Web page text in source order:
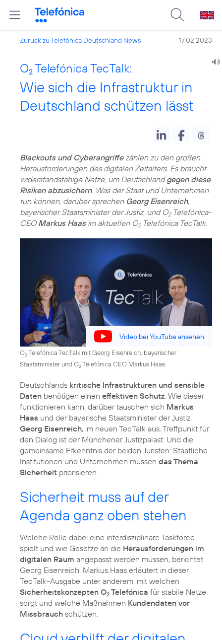
Zurück zu Telefónica Deutschland News 17.02.2023
O2 Telefónica TecTalk:
Wie sich die Infrastruktur in
Deutschland schützen lässt
Blackouts und Cyberangriffezählen zu den großen
Herausforderungen des digitalen Zeitalters. Es braucht
widerstandsfähige Netze, um Deutschlandgegen diese
Risiken abzusichern. Was der Staat und Unternehmen
tun können, darüber sprechen Georg Eisenreich,
bayerischer Staatsminister der Justiz, und O2Telefónica-
CEO Markus Haasim aktuellen O2Telefónica TecTalk.
Video bei YouTube ansehen
O2Telefónica TecTalk mit Georg Eisenreich, bayerischer
Staatsminister und O2Telefónica CEO Markus Haas.
Deutschlands kritische Infrastrukturen und sensible
Daten benötigen einen effektiven Schutz. Wie dieser
funktionieren kann, darüber tauschen sich Markus
Haas und der bayerische Staatsminister der Justiz,
Georg Eisenreich, im neuen TecTalk aus. Treffpunkt für
den Dialog ist der Münchener Justizpalast. Und die
gemeinsame Erkenntnis der beiden Juristen: Staatliche
Institutionen und Unternehmen müssen das Thema
Sicherheit priorisieren.
Sicherheit muss auf der
Agenda ganz oben stehen
Welche Rolle dabei eine interdisziplinäre Taskforce
spielt und wie Gesetze an die Herausforderungen im
digitalen Raum angepasst werden müssen, berichtet
Georg Eisenreich. Markus Haas erläutert in dieser
TecTalk-Ausgabe unter anderem, mit welchen
Sicherheitskonzepten O2 Telefónica für stabile Netze
sorgt und welche Maßnahmen Kundendaten vor
Missbrauch schützen.